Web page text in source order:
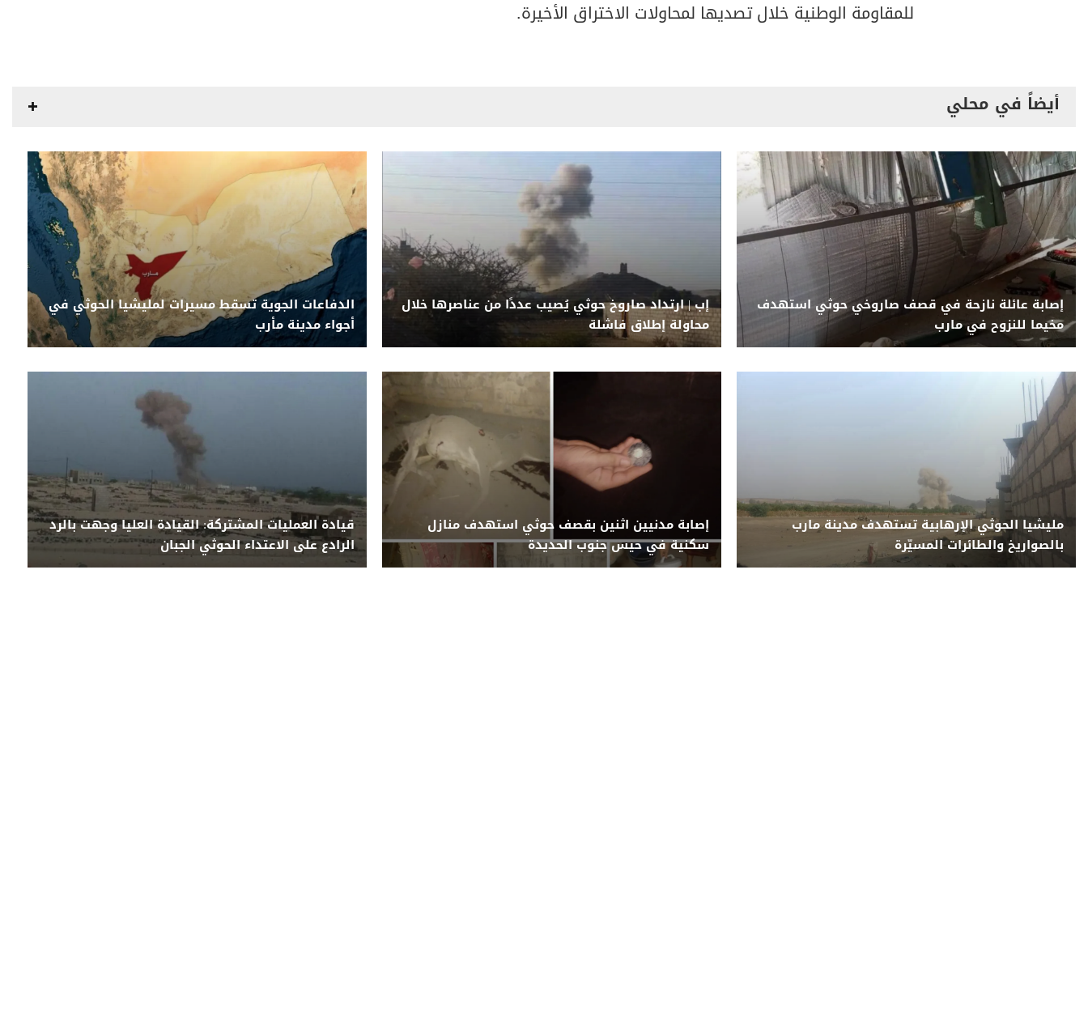
للمقاومة الوطنية خلال تصديها لمحاولات الاختراق الأخيرة.
أيضاً في محلي
إصابة عائلة نازحة في قصف صاروخي حوثي استهدف
مخيما للنزوح في مارب
إب | ارتداد صاروخ حوثي يُصيب عددًا من عناصرها خلال
محاولة إطلاق فاشلة
الدفاعات الجوية تسقط مسيرات لمليشيا الحوثي في
أجواء مدينة مأرب
مليشيا الحوثي الإرهابية تستهدف مدينة مارب
بالصواريخ والطائرات المسيّرة
إصابة مدنيين اثنين بقصف حوثي استهدف منازل
سكنية في حيس جنوب الحديدة
قيادة العمليات المشتركة: القيادة العليا وجهت بالرد
الرادع على الاعتداء الحوثي الجبان